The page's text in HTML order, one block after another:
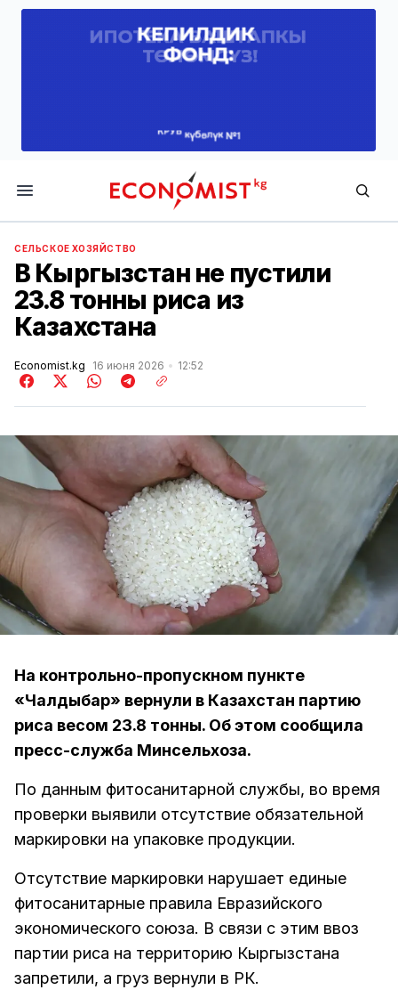
Economist.kg
СЕЛЬСКОЕ ХОЗЯЙСТВО
В Кыргызстан не пустили
23.8 тонны риса из
Казахстана
Economist.kg 16 июня 2026 12:52
На контрольно-пропускном пункте
«Чалдыбар» вернули в Казахстан партию
риса весом 23.8 тонны. Об этом сообщила
пресс-служба Минсельхоза.
По данным фитосанитарной службы, во время
проверки выявили отсутствие обязательной
маркировки на упаковке продукции.
Отсутствие маркировки нарушает единые
фитосанитарные правила Евразийского
экономического союза. В связи с этим ввоз
партии риса на территорию Кыргызстана
запретили, а груз вернули в РК.